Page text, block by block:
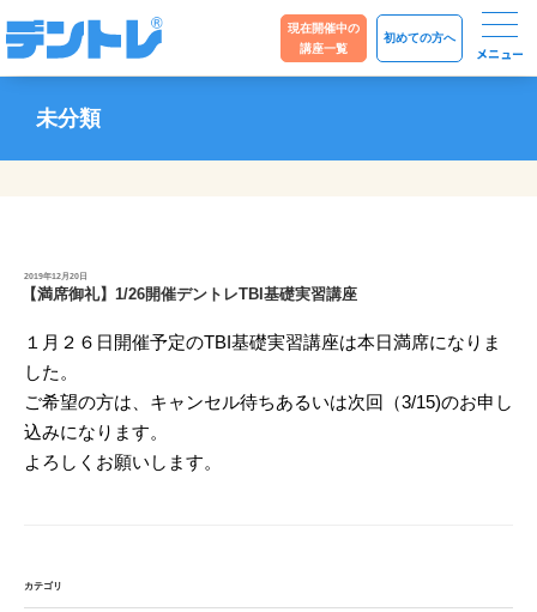
現在開催中の
講座一覧
初めての方へ
未分類
投
日:
2019年12月20日
【満席御礼】1/26開催デントレTBI基礎実習講座
１月２６日開催予定のTBI基礎実習講座は本日満席になりま
した。
ご希望の方は、キャンセル待ちあるいは次回（3/15)のお申し
込みになります。
よろしくお願いします。
カテゴリ